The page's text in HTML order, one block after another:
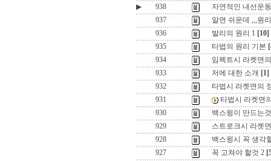
▶
938
자연적인 내선운
937
알면 쉬운데 ,,,원
936
발리의 원리 1 [10]
935
타법의 원리 기본
934
임펙트시 라켓면
933
저에 대한 소개 [1]
932
타법시 라켓면의
931
타법시 라켓면
930
백스윙이 만드는
929
스트로크시 라켓
928
백스윙시 꼭 생각
927
꼭 고쳐야 할것 2